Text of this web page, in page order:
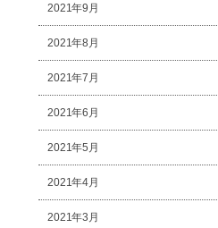
2021年9月
2021年8月
2021年7月
2021年6月
2021年5月
2021年4月
2021年3月